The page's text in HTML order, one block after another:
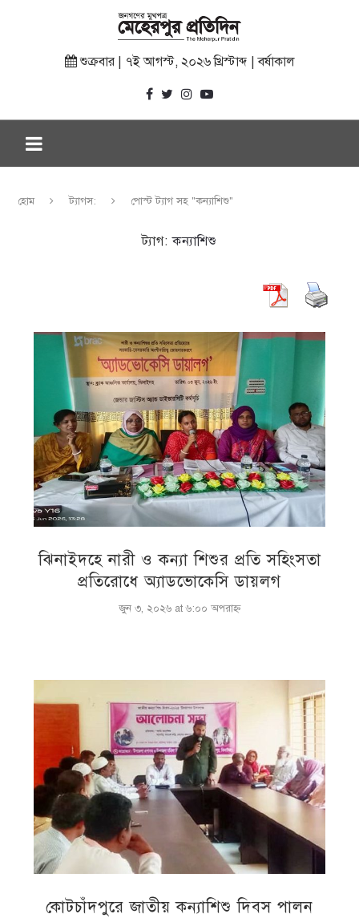
শুক্রবার | ৭ই আগস্ট, ২০২৬ খ্রিস্টাব্দ | বর্ষাকাল
হোম ট্যাগস: পোস্ট ট্যাগ সহ "কন্যাশিশু"
ট্যাগ:কন্যাশিশু
ঝিনাইদহে নারী ও কন্যা শিশুর প্রতি সহিংসতা
প্রতিরোধে অ্যাডভোকেসি ডায়লগ
জুন ৩, ২০২৬ at ৬:০০ অপরাহ্ণ
কোটচাঁদপুরে জাতীয় কন্যাশিশু দিবস পালন